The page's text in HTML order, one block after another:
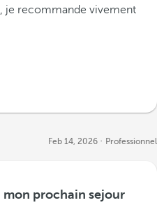
je recommande vivement
Feb 14, 2026 Professionnel
mon prochain sejour